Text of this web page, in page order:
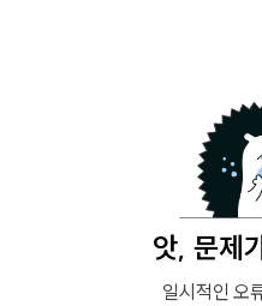
앗, 문제
일시적인 오